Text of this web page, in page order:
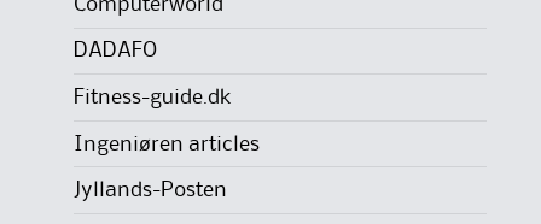
Computerworld
DADAFO
Fitness-guide.dk
Ingeniøren articles
Jyllands-Posten